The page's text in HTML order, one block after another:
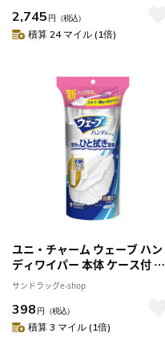
2,745 円 （税込）
積算 24 マイル (1倍)
ユニ・チャーム ウェーブ ハン
ディワイパー 本体 ケース付 本
体＋1枚
サンドラッグe-shop
398 円 （税込）
積算 3 マイル (1倍)